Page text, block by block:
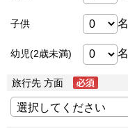
子供 名
幼児(2歳未満) 名
旅行先 方面